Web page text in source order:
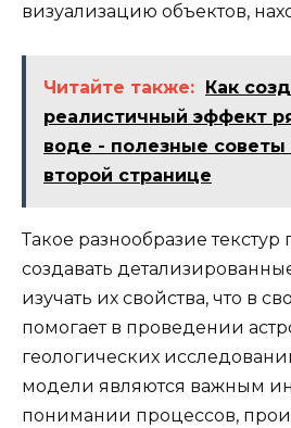
визуализацию объектов,
Читайте также:
Как
реалистичный эффект
воде - полезные советы
второй странице
Такое разнообразие текстур
создавать
изучать их свойства, что в
помогает в проведении
геологических
модели являются важным
понимании процессов,